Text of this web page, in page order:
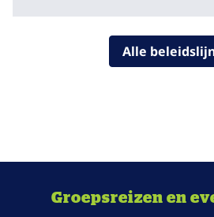
Alle
Groepsreizen en